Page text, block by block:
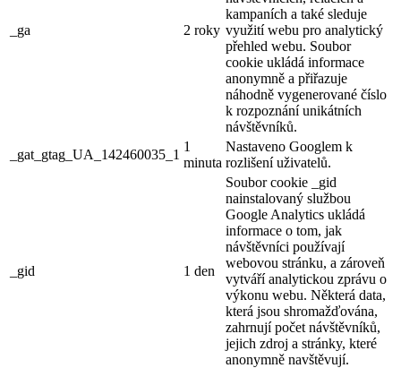
_ga 2 roky
kampaních a také sleduje
využití webu pro analytický
přehled webu. Soubor
cookie ukládá informace
anonymně a přiřazuje
náhodně vygenerované číslo
k rozpoznání unikátních
návštěvníků.
_gat_gtag_UA_142460035_1
1
minuta
Nastaveno Googlem k
rozlišení uživatelů.
_gid 1 den
Soubor cookie _gid
nainstalovaný službou
Google Analytics ukládá
informace o tom, jak
návštěvníci používají
webovou stránku, a zároveň
vytváří analytickou zprávu o
výkonu webu. Některá data,
která jsou shromažďována,
zahrnují počet návštěvníků,
jejich zdroj a stránky, které
anonymně navštěvují.